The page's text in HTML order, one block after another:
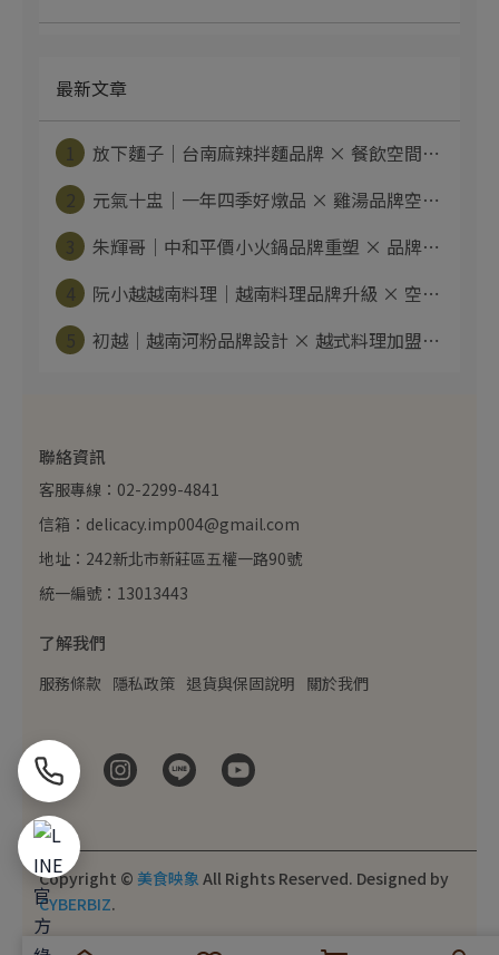
最新文章
放下麵子｜台南麻辣拌麵品牌 × 餐飲空間⋯
元氣十盅｜一年四季好燉品 × 雞湯品牌空⋯
朱輝哥｜中和平價小火鍋品牌重塑 × 品牌⋯
阮小越越南料理｜越南料理品牌升級 × 空⋯
初越｜越南河粉品牌設計 × 越式料理加盟⋯
聯絡資訊
客服專線：02-2299-4841
信箱：delicacy.imp004@gmail.com
地址：242新北市新莊區五權一路90號
統一編號：13013443
了解我們
服務條款 隱私政策 退貨與保固說明 關於我們
Copyright © 美食映象 All Rights Reserved. Designed by
CYBERBIZ.